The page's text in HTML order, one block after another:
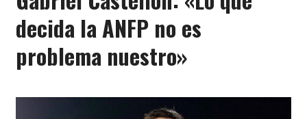
decida la ANFP no es
problema nuestro»